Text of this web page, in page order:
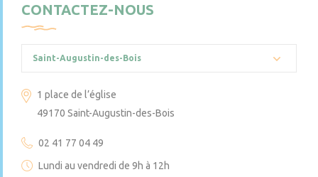
CONTACTEZ-NOUS
Saint-Augustin-des-Bois
1 place de l’église
49170 Saint-Augustin-des-Bois
02 41 77 04 49
Lundi au vendredi de 9h à 12h